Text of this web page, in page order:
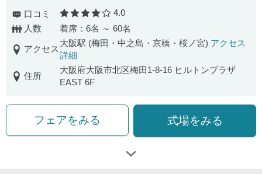
口コミ 口コミ評価
4.0
人数
着席：6名 ～ 60名
アクセス
大阪駅 (梅田・中之島・京橋・桜ノ宮) アクセス
詳細
住所
大阪府大阪市北区梅田1-8-16 ヒルトンプラザ
EAST 6F
フェアをみる 式場をみる